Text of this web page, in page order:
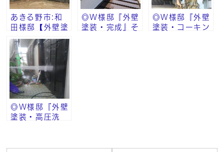
あきる野市:和
田様邸【外壁塗
装・雨漏り修
理 その他工
事】
◎W様邸『外壁
塗装・完成』そ
◎Ｗ様邸『外壁
塗装・コーキン
◎W様邸『外壁
塗装・高圧洗